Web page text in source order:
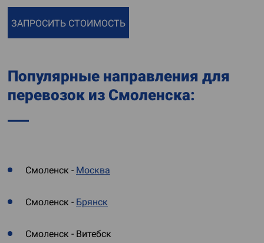
ЗАПРОСИТЬ СТОИМОСТЬ
Популярные направления для
перевозок из Смоленска:
Смоленск - Москва
Смоленск - Брянск
Смоленск - Витебск